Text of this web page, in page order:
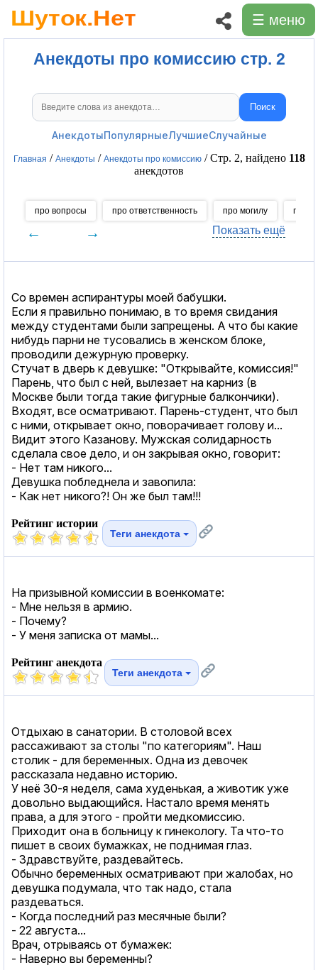
☰ меню
Анекдоты про комиссию стр. 2
Поиск анекдотов Поиск
АнекдотыПопулярныеЛучшиеСлучайные
Главная / Анекдоты / Анекдоты про комиссию/ Стр. 2, найдено 118
анекдотов
про вопросы про ответственность про могилу про
← → Показать ещё
Со времен аспирантуры моей бабушки.
Если я правильно понимаю, в то время свидания
между студентами были запрещены. А что бы какие
нибудь парни не тусовались в женском блоке,
проводили дежурную проверку.
Стучат в дверь к девушке: "Открывайте, комиссия!"
Парень, что был с ней, вылезает на карниз (в
Москве были тогда такие фигурные балкончики).
Входят, все осматривают. Парень-студент, что был
с ними, открывает окно, поворачивает голову и...
Видит этого Казанову. Мужская солидарность
сделала свое дело, и он закрывая окно, говорит:
- Нет там никого...
Девушка побледнела и завопила:
- Как нет никого?! Он же был там!!!
Рейтинг истории
Теги анекдота
На призывной комиссии в военкомате:
- Мне нельзя в армию.
- Почему?
- У меня записка от мамы...
Рейтинг анекдота
Теги анекдота
Отдыхаю в санатории. В столовой всех
рассаживают за столы "по категориям". Наш
столик - для беременных. Одна из девочек
рассказала недавно историю.
У неё 30-я неделя, сама худенькая, а животик уже
довольно выдающийся. Настало время менять
права, а для этого - пройти медкомиссию.
Приходит она в больницу к гинекологу. Та что-то
пишет в своих бумажках, не поднимая глаз.
- Здравствуйте, раздевайтесь.
Обычно беременных осматривают при жалобах, но
девушка подумала, что так надо, стала
раздеваться.
- Когда последний раз месячные были?
- 22 августа...
Врач, отрываясь от бумажек:
- Наверно вы беременны?